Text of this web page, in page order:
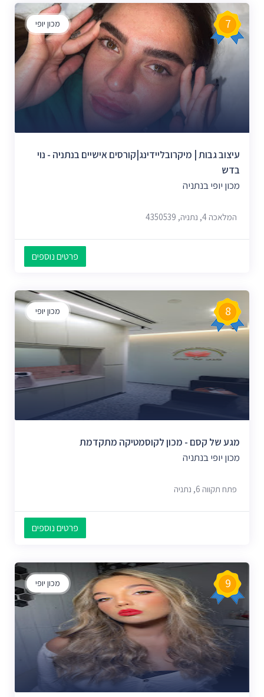
מכון יופי 7
עיצוב גבות | מיקרובליידינג|קורסים אישיים בנתניה - נוי
בדש
מכון יופי בנתניה
המלאכה 4, נתניה, 4350539
פרטים נוספים
מכון יופי 8
מגע של קסם - מכון לקוסמטיקה מתקדמת
מכון יופי בנתניה
פתח תקווה 6, נתניה
פרטים נוספים
מכון יופי 9